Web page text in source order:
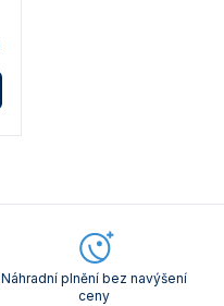
Náhradní plnění bez navýšení
ceny